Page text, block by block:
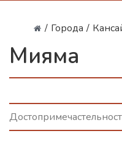
/ Города /
Мияма